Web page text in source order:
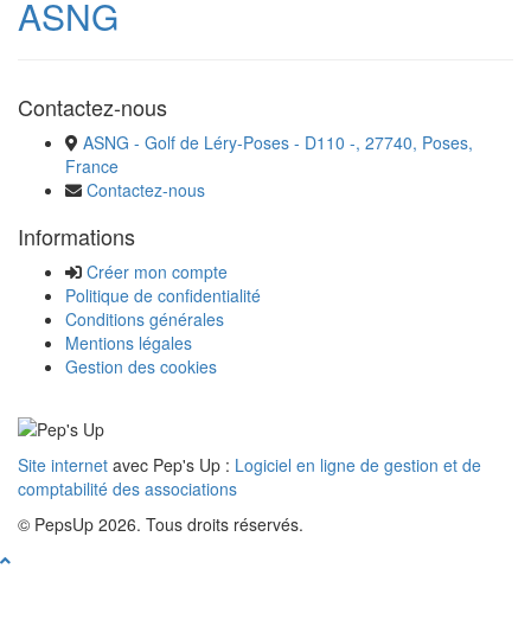
ASNG
Contactez-nous
ASNG - Golf de Léry-Poses - D110 -, 27740, Poses,
France
Contactez-nous
Informations
Créer mon compte
Politique de confidentialité
Conditions générales
Mentions légales
Gestion des cookies
Site internet avec Pep's Up : Logiciel en ligne de gestion et de
comptabilité des associations
© PepsUp 2026. Tous droits réservés.